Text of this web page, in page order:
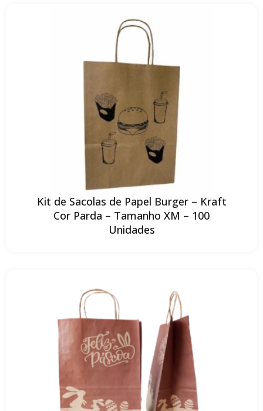
Kit de Sacolas de Papel Burger – Kraft
Cor Parda – Tamanho XM – 100
Unidades